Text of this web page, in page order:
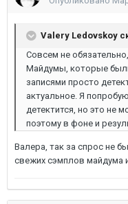
Valery Ledovskoy
Совсем не
Майдумы, которые
записями просто
актуальное. Я
детектится, но это не
поэтому в фоне и
Валера, так за спрос не
свежих сэмплов майдума